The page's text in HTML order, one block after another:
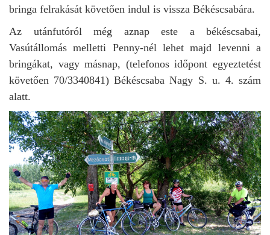
bringa felrakását követően indul is vissza Békéscsabára.
Az utánfutóról még aznap este a békéscsabai,
Vasútállomás melletti Penny-nél lehet majd levenni a
bringákat, vagy másnap, (telefonos időpont egyeztetést
követően 70/3340841) Békéscsaba Nagy S. u. 4. szám
alatt.